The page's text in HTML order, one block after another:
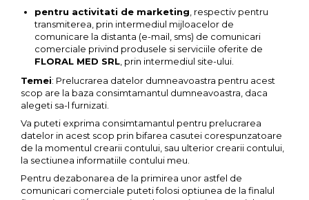
pentru activitati de marketing , respectiv pentru
transmiterea, prin intermediul mijloacelor de
comunicare la distanta (e-mail, sms) de comunicari
comerciale privind produsele si serviciile oferite de
FLORAL MED SRL , prin intermediul site-ului.
Temei: Prelucrarea datelor dumneavoastra pentru acest
scop are la baza consimtamantul dumneavoastra, daca
alegeti sa-l furnizati.
Va puteti exprima consimtamantul pentru prelucrarea
datelor in acest scop prin bifarea casutei corespunzatoare
de la momentul crearii contului, sau ulterior crearii contului,
la sectiunea informatiile contului meu.
Pentru dezabonarea de la primirea unor astfel de
comunicari comerciale puteti folosi optiunea de la finalul